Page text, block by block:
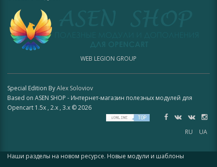
WEB LEGION GROUP
Special Edition ByAlex Soloviov
Based on ASEN SHOP - Интернет-магазин полезных модулей для
Opencart 1.5x , 2.x , 3.x © 2026
RU UA
Наши разделы на новом ресурсе. Новые модули и шаблоны